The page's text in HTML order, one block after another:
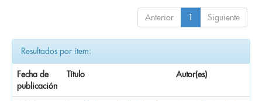
Anterior 1 Siguiente
Resultados por ítem:
Fecha de
publicación
Título Autor(es)